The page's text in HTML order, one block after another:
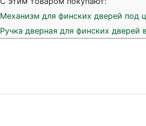
Механизм для финских дверей под
Ручка дверная для финских дверей